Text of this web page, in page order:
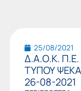
25/08/2021
Δ.Α.Ο.Κ.
ΤΥΠΟΥ
26-08-2021